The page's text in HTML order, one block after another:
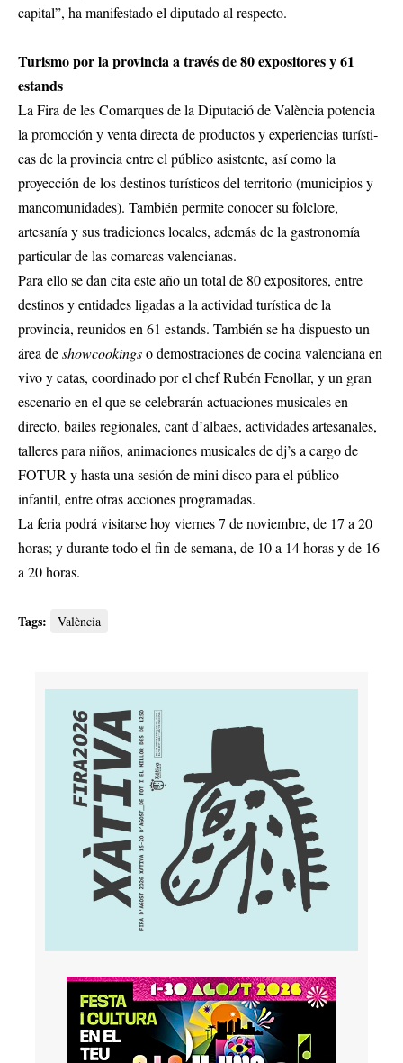
capital”, ha manifestado el diputado al respecto.
Turismo por la provincia a través de 80 expositores y 61
estands
La Fira de les Comarques de la Diputació de València potencia
la promoción y venta directa de productos y experiencias turísti­
cas de la provincia entre el público asistente, así como la
proyección de los destinos turísticos del territorio (municipios y
mancomunidades). También permite conocer su folclore,
artesanía y sus tradiciones loca­les, además de la gastronomía
particular de las comarcas valencianas.
Para ello se dan cita este año un total de 80 expositores, entre
destinos y entidades ligadas a la actividad turística de la
provincia, reunidos en 61 estands. También se ha dispuesto un
área deshowcookingso demostraciones de cocina valenciana en
vivo y catas, coordinado por el chef Rubén Fenollar, y un gran
escenario en el que se celebrarán actuaciones musicales en
directo, bailes regionales, cant d’albaes, actividades artesanales,
talleres para niños, animaciones musicales de dj’s a cargo de
FOTUR y hasta una sesión de mini disco para el público
infantil, entre otrasacciones programadas.
La feria podrá visitarse hoy viernes 7 de noviembre, de 17 a 20
horas; y durante todo el fin de semana, de 10 a 14 horas y de 16
a 20 horas.
Tags: València